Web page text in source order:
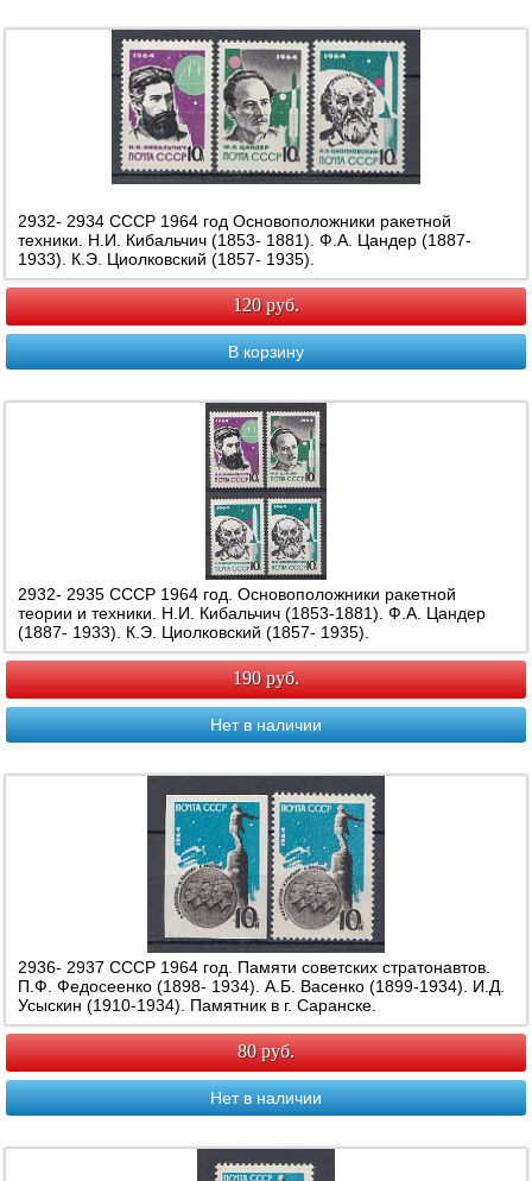
2932- 2934 СССР 1964 год Основоположники ракетной
техники. Н.И. Кибальчич (1853- 1881). Ф.А. Цандер (1887-
1933). К.Э. Циолковский (1857- 1935).
120 руб.
В корзину
2932- 2935 СССР 1964 год. Основоположники ракетной
теории и техники. Н.И. Кибальчич (1853-1881). Ф.А. Цандер
(1887- 1933). К.Э. Циолковский (1857- 1935).
190 руб.
Нет в наличии
2936- 2937 СССР 1964 год. Памяти советских стратонавтов.
П.Ф. Федосеенко (1898- 1934). А.Б. Васенко (1899-1934). И.Д.
Усыскин (1910-1934). Памятник в г. Саранске.
80 руб.
Нет в наличии